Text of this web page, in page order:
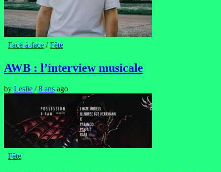
Face-à-face /Fête
AWB : l’interview musicale
by Leslie /8 ans ago
Fête